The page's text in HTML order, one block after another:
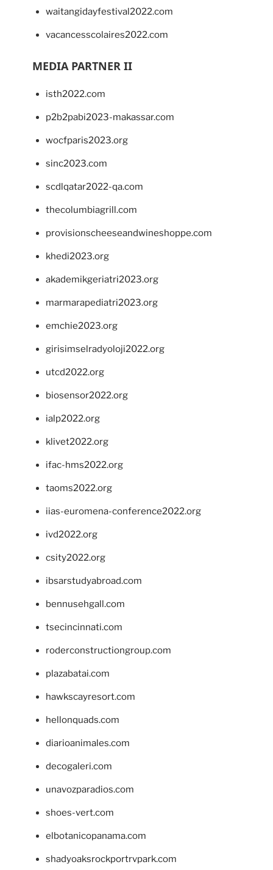
waitangidayfestival2022.com
vacancesscolaires2022.com
MEDIA PARTNER II
isth2022.com
p2b2pabi2023-makassar.com
wocfparis2023.org
sinc2023.com
scdlqatar2022-qa.com
thecolumbiagrill.com
provisionscheeseandwineshoppe.com
khedi2023.org
akademikgeriatri2023.org
marmarapediatri2023.org
emchie2023.org
girisimselradyoloji2022.org
utcd2022.org
biosensor2022.org
ialp2022.org
klivet2022.org
ifac-hms2022.org
taoms2022.org
iias-euromena-conference2022.org
ivd2022.org
csity2022.org
ibsarstudyabroad.com
bennusehgall.com
tsecincinnati.com
roderconstructiongroup.com
plazabatai.com
hawkscayresort.com
hellonquads.com
diarioanimales.com
decogaleri.com
unavozparadios.com
shoes-vert.com
elbotanicopanama.com
shadyoaksrockportrvpark.com